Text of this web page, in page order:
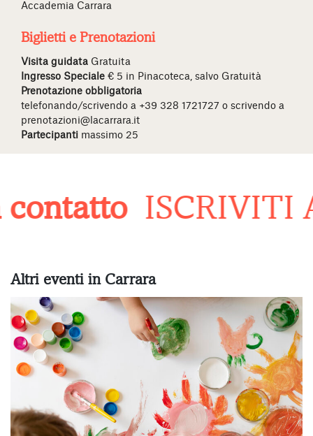
Accademia Carrara
Biglietti e Prenotazioni
Visita guidata Gratuita
Ingresso Speciale € 5 in Pinacoteca, salvo Gratuità
Prenotazione obbligatoria
telefonando/scrivendo a +39 328 1721727 o scrivendo a
prenotazioni@lacarrara.it
Partecipanti massimo 25
ISCRIVITI
Altri eventi in Carrara